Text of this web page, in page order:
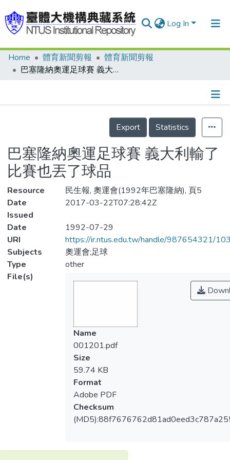
Log In
Communities & Collections
Statistics
Home 體育新聞剪報
體育新聞剪報
巴塞隆納奧運足球賽 義大利輸了比賽也丟了球品
Details
Export
Statistics
巴塞隆納奧運足球賽 義大利輸了
比賽也丟了球品
Resource
民生報, 奧運會(1992年巴塞隆納), 頁5
Date
Issued
2017-03-22T07:28:42Z
Date
1992-07-29
URI
https://ir.ntus.edu.tw/handle/987654321/
Subjects
奧運會;足球
Type
other
File(s)
Name
001201.pdf
Size
59.74 KB
Format
Adobe PDF
Checksum